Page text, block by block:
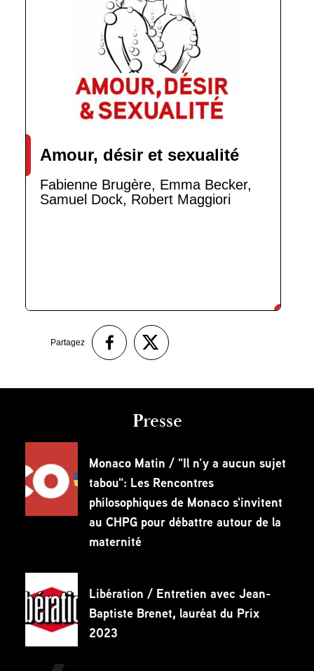
Amour, désir et sexualité
Fabienne Brugère, Emma Becker,
Samuel Dock, Robert Maggiori
Partagez
Presse
Monaco Matin / "Il n’y a aucun sujet
tabou": Les Rencontres
philosophiques de Monaco s'invitent
au CHPG pour débattre autour de la
maternité
Libération / Entretien avec Jean-
Baptiste Brenet, lauréat du Prix
2023